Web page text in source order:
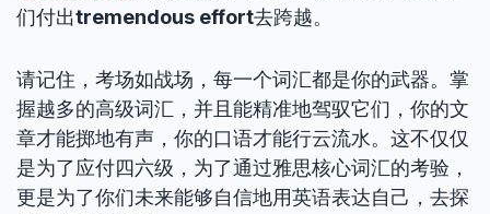
们付出tremendous effort去跨越。
请记住，考场如战场，每一个词汇都是你的武器。掌
握越多的高级词汇，并且能精准地驾驭它们，你的文
章才能掷地有声，你的口语才能行云流水。这不仅仅
是为了应付四六级，为了通过雅思核心词汇的考验，
更是为了你们未来能够自信地用英语表达自己，去探